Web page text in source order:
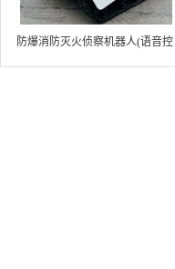
防爆消防灭火侦察机器人(语音控
制+跟随功能+5G控制+水炮跟踪